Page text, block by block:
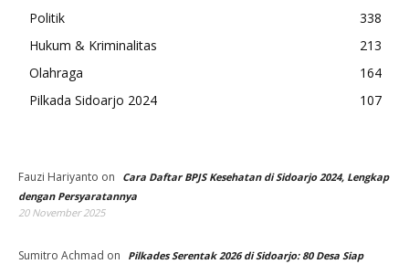
Politik
338
Hukum & Kriminalitas
213
Olahraga
164
Pilkada Sidoarjo 2024
107
Fauzi Hariyanto on
Cara Daftar BPJS Kesehatan di Sidoarjo 2024, Lengkap
dengan Persyaratannya
20 November 2025
Sumitro Achmad on
Pilkades Serentak 2026 di Sidoarjo: 80 Desa Siap